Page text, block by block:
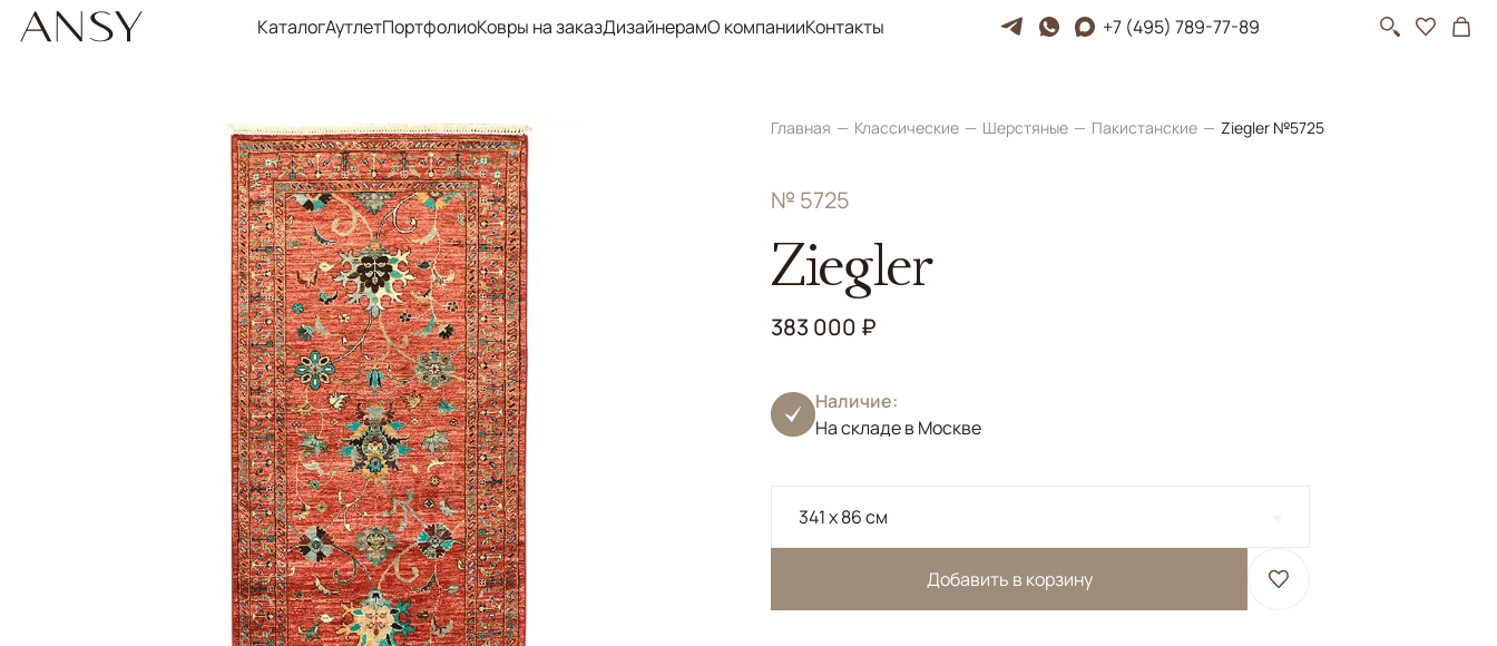
КаталогАутлетПортфолиоКовры на заказДизайнерамО компанииКонтакты +7 (495) 789-77-89
Главная Классические Шерстяные Пакистанские Ziegler №5725
№ 5725
Ziegler
383 000 ₽
Наличие:
На складе в Москве
341 x 86 см
Добавить в корзину